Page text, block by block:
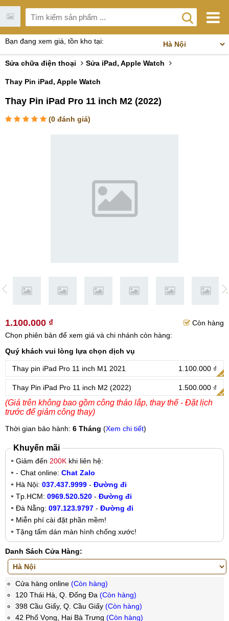
Bạn đang xem giá, tồn kho tại:
Sửa chữa điện thoại Sửa iPad, Apple Watch
Thay Pin iPad, Apple Watch
Thay Pin iPad Pro 11 inch M2 (2022)
(0 đánh giá)
1.100.000 ₫
Còn hàng
Chọn phiên bản để xem giá và chi nhánh còn hàng:
Quý khách vui lòng lựa chọn dịch vụ
Thay pin iPad Pro 11 inch M1 2021 1.100.000 ₫
Thay Pin iPad Pro 11 inch M2 (2022) 1.500.000 ₫
(Giá trên không bao gồm công tháo lắp, thay thế - Đặt lịch
trước để giảm công thay)
Thời gian bảo hành: 6 Tháng (Xem chi tiết)
Khuyến mãi
Giảm đến 200K khi liên hệ:
- Chat online: Chat Zalo
Hà Nội: 037.437.9999 - Đường đi
Tp.HCM: 0969.520.520 - Đường đi
Đà Nẵng: 097.123.9797 - Đường đi
Miễn phí cài đặt phần mềm!
Tặng tấm dán màn hình chống xước!
Danh Sách Cửa Hàng:
Cửa hàng online (Còn hàng)
120 Thái Hà, Q. Đống Đa (Còn hàng)
398 Cầu Giấy, Q. Cầu Giấy (Còn hàng)
42 Phố Vọng, Hai Bà Trưng (Còn hàng)